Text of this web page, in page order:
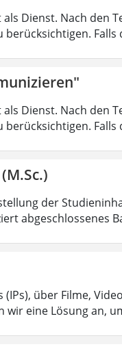
Dienst. Nach den
Falls
Dienst. Nach den
Falls
der
abgeschlossenes
über Filme,
wir eine Lösung an,